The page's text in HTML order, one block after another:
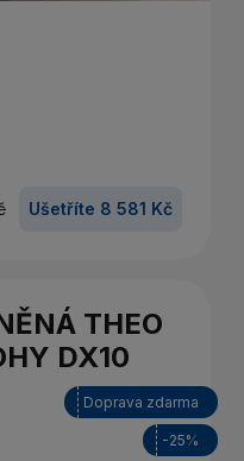
Ušetříte 8 581 Kč
THEO
DX10
-25%
Doprava zdarma